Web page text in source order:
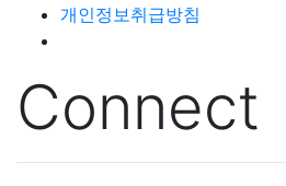
개인정보취급방침
Connect